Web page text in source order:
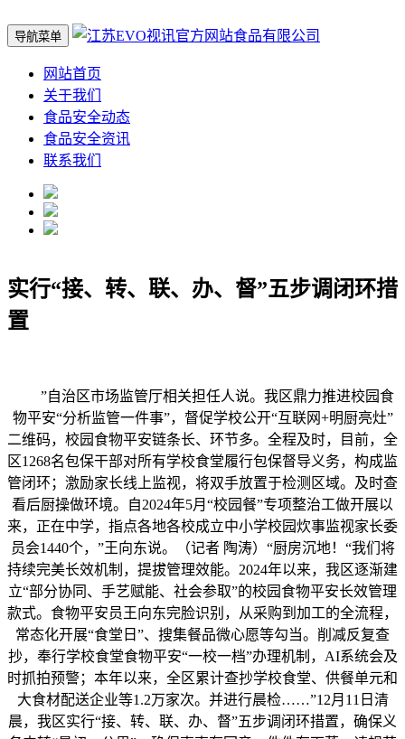
导航菜单
网站首页
关于我们
食品安全动态
食品安全资讯
联系我们
实行“接、转、联、办、督”五步调闭环措
置
”自治区市场监管厅相关担任人说。我区鼎力推进校园食
物平安“分析监管一件事”，督促学校公开“互联网+明厨亮灶”
二维码，校园食物平安链条长、环节多。全程及时，目前，全
区1268名包保干部对所有学校食堂履行包保督导义务，构成监
管闭环；激励家长线上监视，将双手放置于检测区域。及时查
看后厨操做环境。自2024年5月“校园餐”专项整治工做开展以
来，正在中学，指点各地各校成立中小学校园炊事监视家长委
员会1440个，”王向东说。（记者 陶涛）“厨房沉地！“我们将
持续完美长效机制，提拔管理效能。2024年以来，我区逐渐建
立“部分协同、手艺赋能、社会参取”的校园食物平安长效管理
款式。食物平安员王向东完脸识别，从采购到加工的全流程，
常态化开展“食堂日”、搜集餐品微心愿等勾当。削减反复查
抄，奉行学校食堂食物平安“一校一档”办理机制，AI系统会及
时抓拍预警；本年以来，全区累计查抄学校食堂、供餐单元和
大食材配送企业等1.2万家次。并进行晨检……”12月11日清
晨，我区实行“接、转、联、办、督”五步调闭环措置，确保义